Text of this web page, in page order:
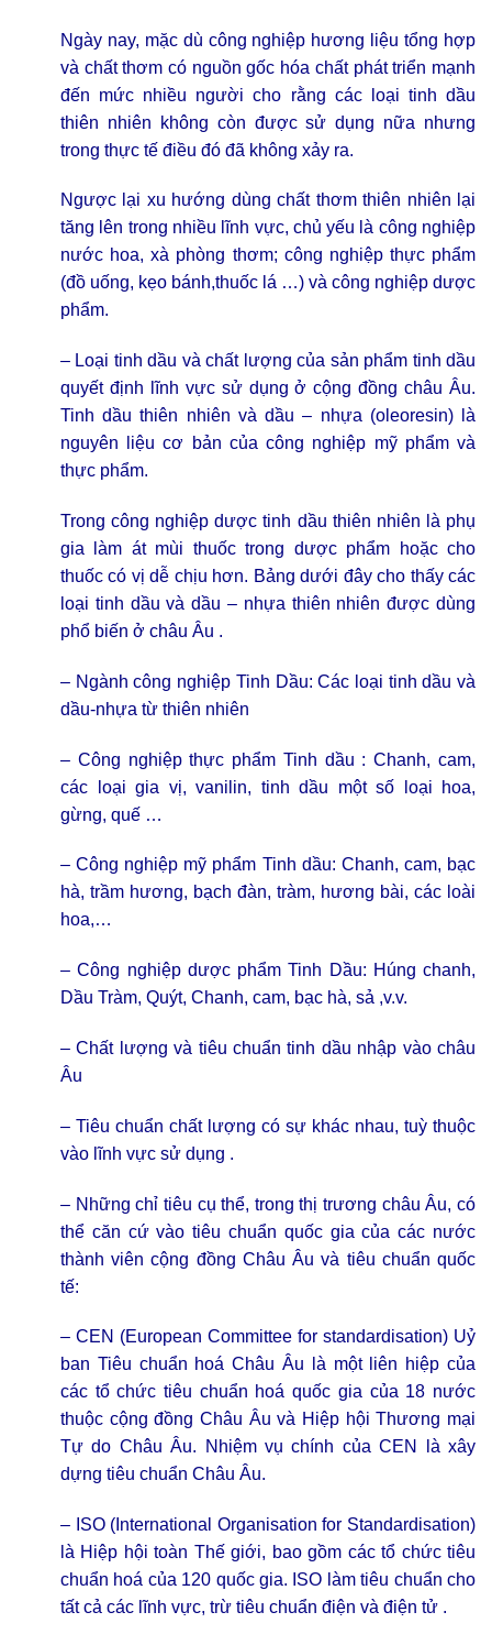
Ngày nay, mặc dù công nghiệp hương liệu tổng hợp
và chất thơm có nguồn gốc hóa chất phát triển mạnh
đến mức nhiều người cho rằng các loại tinh dầu
thiên nhiên không còn được sử dụng nữa nhưng
trong thực tế điều đó đã không xảy ra.
Ngược lại xu hướng dùng chất thơm thiên nhiên lại
tăng lên trong nhiều lĩnh vực, chủ yếu là công nghiệp
nước hoa, xà phòng thơm; công nghiệp thực phẩm
(đồ uống, kẹo bánh,thuốc lá …) và công nghiệp dược
phẩm.
– Loại tinh dầu và chất lượng của sản phẩm tinh dầu
quyết định lĩnh vực sử dụng ở cộng đồng châu Âu.
Tinh dầu thiên nhiên và dầu – nhựa (oleoresin) là
nguyên liệu cơ bản của công nghiệp mỹ phẩm và
thực phẩm.
Trong công nghiệp dược tinh dầu thiên nhiên là phụ
gia làm át mùi thuốc trong dược phẩm hoặc cho
thuốc có vị dễ chịu hơn. Bảng dưới đây cho thấy các
loại tinh dầu và dầu – nhựa thiên nhiên được dùng
phổ biến ở châu Âu .
– Ngành công nghiệp Tinh Dầu: Các loại tinh dầu và
dầu-nhựa từ thiên nhiên
– Công nghiệp thực phẩm Tinh dầu : Chanh, cam,
các loại gia vị, vanilin, tinh dầu một số loại hoa,
gừng, quế …
– Công nghiệp mỹ phẩm Tinh dầu: Chanh, cam, bạc
hà, trầm hương, bạch đàn, tràm, hương bài, các loài
hoa,…
– Công nghiệp dược phẩm Tinh Dầu: Húng chanh,
Dầu Tràm, Quýt, Chanh, cam, bạc hà, sả ,v.v.
– Chất lượng và tiêu chuẩn tinh dầu nhập vào châu
Âu
– Tiêu chuẩn chất lượng có sự khác nhau, tuỳ thuộc
vào lĩnh vực sử dụng .
– Những chỉ tiêu cụ thể, trong thị trương châu Âu, có
thể căn cứ vào tiêu chuẩn quốc gia của các nước
thành viên cộng đồng Châu Âu và tiêu chuẩn quốc
tế:
– CEN (European Committee for standardisation) Uỷ
ban Tiêu chuẩn hoá Châu Âu là một liên hiệp của
các tổ chức tiêu chuẩn hoá quốc gia của 18 nước
thuộc cộng đồng Châu Âu và Hiệp hội Thương mại
Tự do Châu Âu. Nhiệm vụ chính của CEN là xây
dựng tiêu chuẩn Châu Âu.
– ISO (International Organisation for Standardisation)
là Hiệp hội toàn Thế giới, bao gồm các tổ chức tiêu
chuẩn hoá của 120 quốc gia. ISO làm tiêu chuẩn cho
tất cả các lĩnh vực, trừ tiêu chuẩn điện và điện tử .